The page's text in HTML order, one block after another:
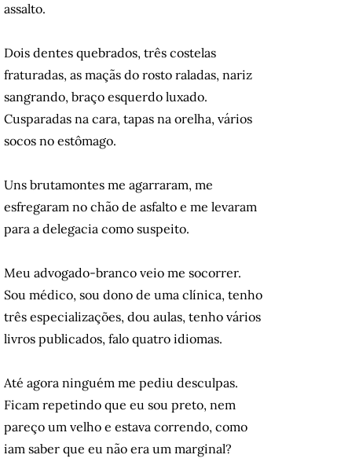
assalto.
Dois dentes quebrados, três costelas
fraturadas, as maçãs do rosto raladas, nariz
sangrando, braço esquerdo luxado.
Cusparadas na cara, tapas na orelha, vários
socos no estômago.
Uns brutamontes me agarraram, me
esfregaram no chão de asfalto e me levaram
para a delegacia como suspeito.
Meu advogado-branco veio me socorrer.
Sou médico, sou dono de uma clínica, tenho
três especializações, dou aulas, tenho vários
livros publicados, falo quatro idiomas.
Até agora ninguém me pediu desculpas.
Ficam repetindo que eu sou preto, nem
pareço um velho e estava correndo, como
iam saber que eu não era um marginal?